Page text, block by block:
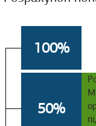
100%
50%